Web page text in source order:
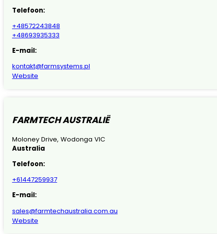
Telefoon:
+48572243848
+48693935333
E-mail:
kontakt@farmsystems.pl
Website
FARMTECH AUSTRALIË
Moloney Drive, Wodonga VIC
Australia
Telefoon:
+61447259937
E-mail:
sales@farmtechaustralia.com.au
Website